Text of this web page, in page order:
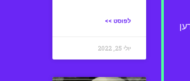
לפוסט >>
יולי 25, 2022